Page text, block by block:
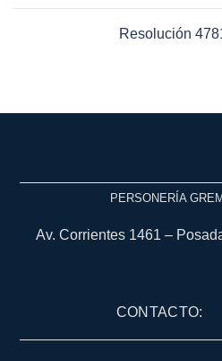
Resolución
PERSONERÍA
Av. Corrientes 1461 –
CONTACTO: